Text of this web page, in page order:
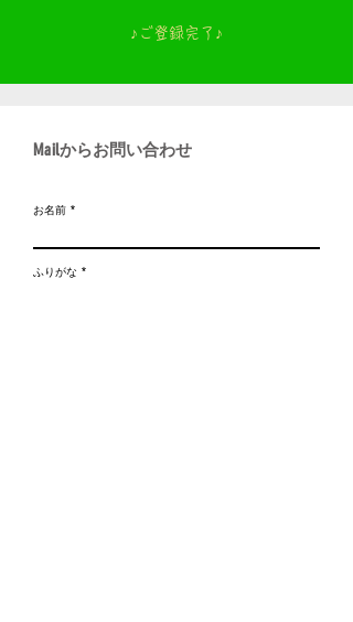
​♪ご登録完了♪
Mailからお問い合わせ
お名前
ふりがな